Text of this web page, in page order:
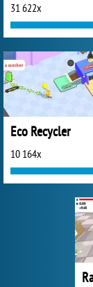
31 622x
Eco Recycler
10 164x